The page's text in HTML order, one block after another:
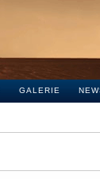
GALERIE